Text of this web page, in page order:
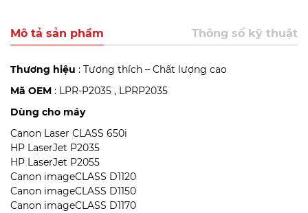
Mô tả sản phẩm Thông số kỹ thuật
Thương hiệu : Tương thích – Chất lượng cao
Mã OEM : LPR-P2035 , LPRP2035
Dùng cho máy
Canon Laser CLASS 650i
HP LaserJet P2035
HP LaserJet P2055
Canon imageCLASS D1120
Canon imageCLASS D1150
Canon imageCLASS D1170